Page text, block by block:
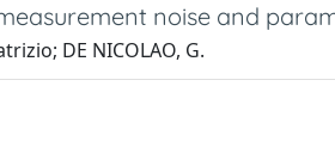
noise and
DE NICOLAO, G.